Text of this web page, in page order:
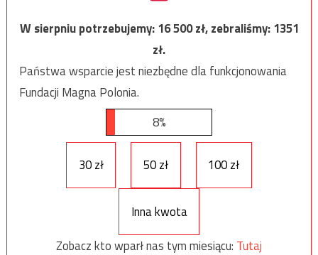
W sierpniu potrzebujemy:16 500zł, zebraliśmy:1351
zł.
Państwa wsparcie jest niezbędne dla funkcjonowania
Fundacji Magna Polonia.
8%
30 zł 50 zł 100 zł
Inna kwota
Zobacz kto wparł nas tym miesiącu: Tutaj